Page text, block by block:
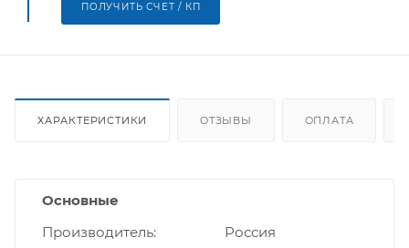
ПОЛУЧИТЬ СЧЕТ / КП
ХАРАКТЕРИСТИКИ ОТЗЫВЫ ОПЛАТА
Основные
Производитель
Россия